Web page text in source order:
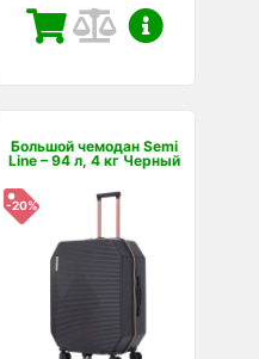
Большой чемодан Semi
Line – 94 л, 4 кг Черный
-20%